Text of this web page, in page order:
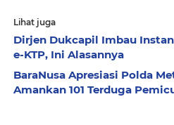
Lihat juga
Dirjen Dukcapil Imbau
e-KTP, Ini Alasannya
BaraNusa Apresiasi Polda
Amankan 101 Terduga